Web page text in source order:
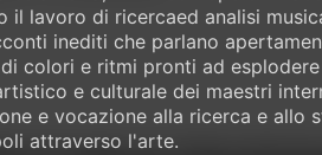
lavoro di ricercaed analisi
inediti che parlano
colori e ritmi pronti ad
e culturale dei maestri
e vocazione alla ricerca e
attraverso l'arte.